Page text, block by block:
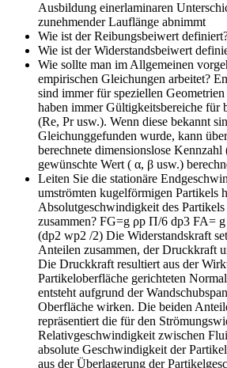
Ausbildung einerlaminaren
zunehmender Lauflänge abnimmt
Wie ist der Reibungsbeiwert
Wie ist der Widerstandsbeiwert
Wie sollte man im Allgemeinen
empirischen Gleichungen arbeitet?
sind immer für speziellen
haben immer Gültigkeitsbereiche für
(Re, Pr usw.). Wenn diese bekannt
Gleichunggefunden wurde, kann
berechnete dimensionslose
gewünschte Wert ( α, β usw.)
Leiten Sie die stationäre
umströmten kugelförmigen Partikels
Absolutgeschwindigkeit des
zusammen? FG=g ρp Π/6 dp3 FA=
(dp2 wp2 /2) Die Widerstandskraft
Anteilen zusammen, der Druckkraft
Die Druckkraft resultiert aus der
Partikeloberfläche gerichteten
entsteht aufgrund der
Oberfläche wirken. Die beiden
repräsentiert die für den
Relativgeschwindigkeit zwischen
absolute Geschwindigkeit der
aus der Überlagerung der